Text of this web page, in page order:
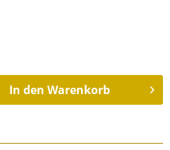
In den Warenkorb